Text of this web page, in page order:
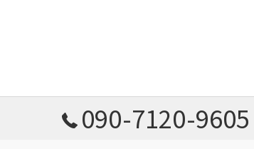
090-7120-9605